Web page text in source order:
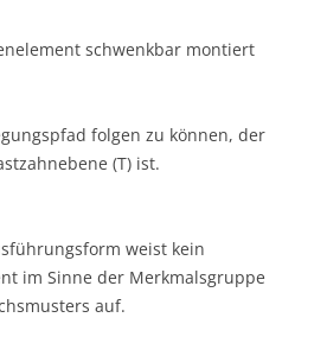
schwenkbar montiert
folgen zu können, der
(T) ist.
weist kein
im Sinne der Merkmalsgruppe
auf.